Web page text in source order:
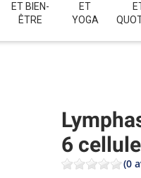
ET BIEN-
ÊTRE
ET
YOGA
6
(0